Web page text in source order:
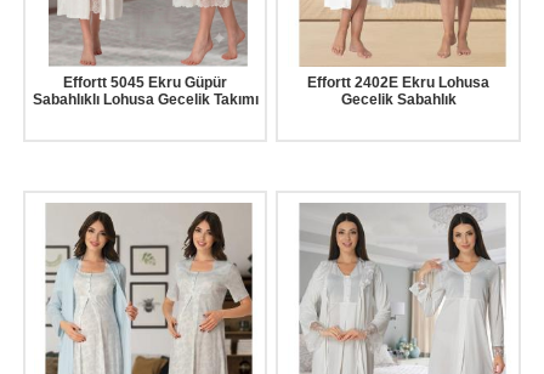
Effortt 5045 Ekru Güpür
Sabahlıklı Lohusa Gecelik Takımı
Effortt 2402E Ekru Lohusa
Gecelik Sabahlık